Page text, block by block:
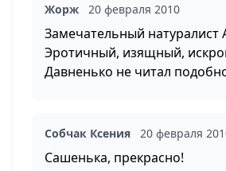
Жорж 20 февраля 2010
Замечательный натуралист
Эротичный, изящный,
Давненько не читал
Собчак Ксения 20 февраля
Сашенька, прекрасно!